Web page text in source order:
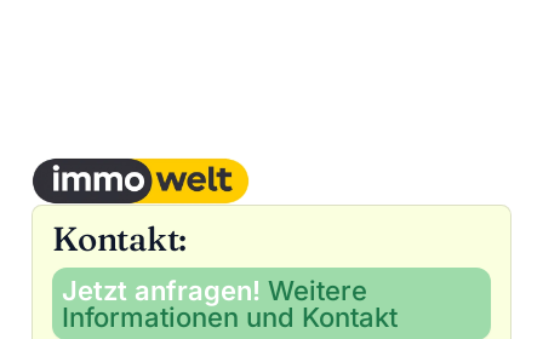
Kontakt:
Jetzt anfragen! Weitere
Informationen und Kontakt